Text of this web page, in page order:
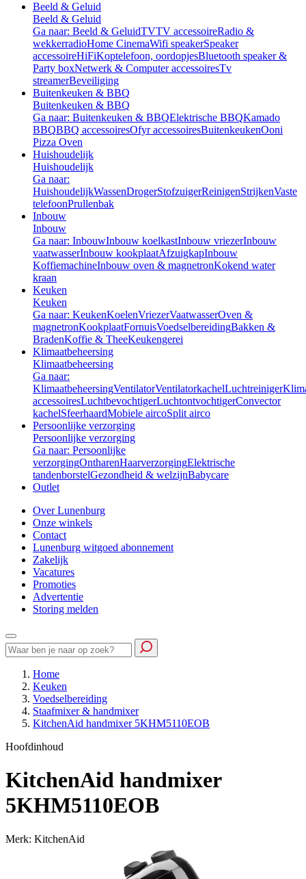
Beeld & Geluid
Beeld & Geluid
Ga naar: Beeld & GeluidTVTV accessoireRadio &
wekkerradioHome CinemaWifi speakerSpeaker
accessoireHiFiKoptelefoon, oordopjesBluetooth speaker &
Party boxNetwerk & Computer accessoiresTv
streamerBeveiliging
Buitenkeuken & BBQ
Buitenkeuken & BBQ
Ga naar: Buitenkeuken & BBQElektrische BBQKamado
BBQBBQ accessoiresOfyr accessoiresBuitenkeukenOoni
Pizza Oven
Huishoudelijk
Huishoudelijk
Ga naar:
HuishoudelijkWassenDrogerStofzuigerReinigenStrijkenVaste
telefoonPrullenbak
Inbouw
Inbouw
Ga naar: InbouwInbouw koelkastInbouw vriezerInbouw
vaatwasserInbouw kookplaatAfzuigkapInbouw
KoffiemachineInbouw oven & magnetronKokend water
kraan
Keuken
Keuken
Ga naar: KeukenKoelenVriezerVaatwasserOven &
magnetronKookplaatFornuisVoedselbereidingBakken &
BradenKoffie & TheeKeukengerei
Klimaatbeheersing
Klimaatbeheersing
Ga naar:
KlimaatbeheersingVentilatorVentilatorkachelLuchtreiniger
accessoiresLuchtbevochtigerLuchtontvochtigerConvector
kachelSfeerhaardMobiele aircoSplit airco
Persoonlijke verzorging
Persoonlijke verzorging
Ga naar: Persoonlijke
verzorgingOntharenHaarverzorgingElektrische
tandenborstelGezondheid & welzijnBabycare
Outlet
Over Lunenburg
Onze winkels
Contact
Lunenburg witgoed abonnement
Zakelijk
Vacatures
Promoties
Advertentie
Storing melden
Home
Keuken
Voedselbereiding
Staafmixer & handmixer
KitchenAid handmixer 5KHM5110EOB
Hoofdinhoud
KitchenAid handmixer
5KHM5110EOB
Merk: KitchenAid